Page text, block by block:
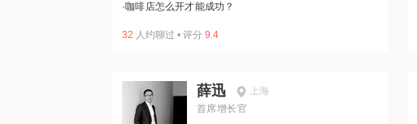
·咖啡店怎么开才能成功？
32 人约聊过 • 评分 9.4
薛迅
上海
首席增长官